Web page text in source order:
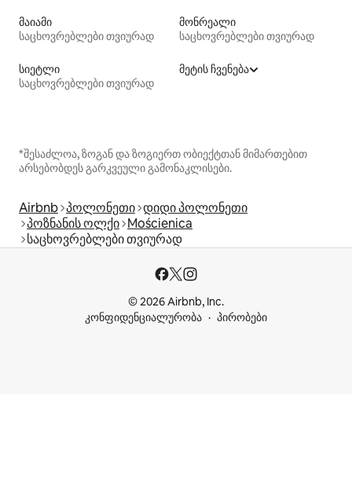
მაიამი
საცხოვრებლები თვიურად
მონრეალი
საცხოვრებლები თვიურად
სიეტლი
საცხოვრებლები თვიურად
მეტის ჩვენება
*შესაძლოა, ზოგან და ზოგიერთ ობიექტთან მიმართებით
არსებობდეს გარკვეული გამონაკლისები.
Airbnb პოლონეთი დიდი პოლონეთი
პოზნანის ოლქი Mościenica
საცხოვრებლები თვიურად
© 2026 Airbnb, Inc.
კონფიდენციალურობა
პირობები